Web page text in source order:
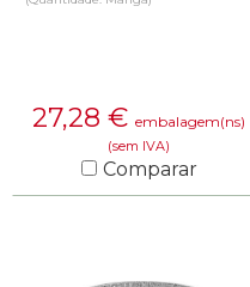
27,28 € embalagem(ns)
(sem IVA)
Comparar